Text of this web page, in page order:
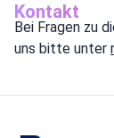
Kontakt
Bei Fragen zu
uns bitte unter